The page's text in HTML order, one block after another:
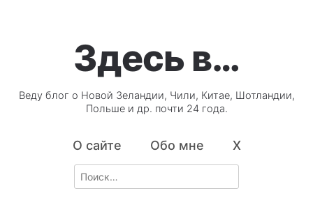
Здесь в…
Веду блог о Новой Зеландии, Чили, Китае, Шотландии,
Польше и др. почти 24 года.
О сайте Обо мне X
Search
for: